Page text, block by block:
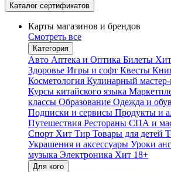
Каталог сертификатов
Карты магазинов и брендов
Смотреть все
Категория
Авто Аптека и Оптика Билеты Хит
Здоровье Игры и софт Квесты
Косметология Кулинарный мастер-
Курсы китайского языка
классы Образование Одежда и
Подписки и сервисы Продукты и
Путешествия Рестораны СПА и
Спорт Хит Тир Товары для детей
Украшения и аксессуары Уроки
музыка Электроника Хит 18+
Для кого